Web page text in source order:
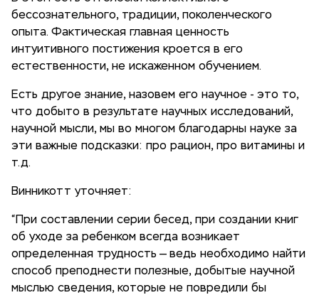
бессознательного, традиции, поколенческого
опыта. Фактическая главная ценность
интуитивного постижения кроется в его
естественности, не искаженном обучением.
Есть другое знание, назовем его научное - это то,
что добыто в результате научных исследований,
научной мысли, мы во многом благодарны науке за
эти важные подсказки: про рацион, про витамины и
т.д.
Винникотт уточняет:
“При составлении серии бесед, при создании книг
об уходе за ребенком всегда возникает
определенная трудность — ведь необходимо найти
способ преподнести полезные, добытые научной
мыслью сведения, которые не повредили бы